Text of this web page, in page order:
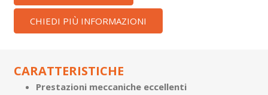
CHIEDI PIÙ INFORMAZIONI
CARATTERISTICHE
Prestazioni meccaniche eccellenti